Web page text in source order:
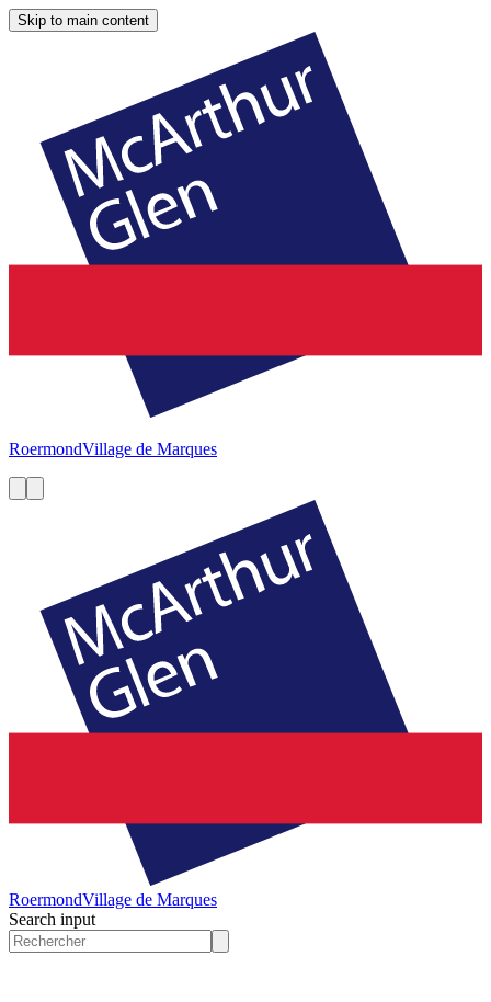
Skip to main content
RoermondVillage de Marques
RoermondVillage de Marques
Search input